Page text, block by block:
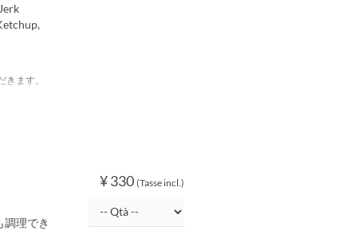
ます。
¥ 330 (Tasse incl.)
理でき